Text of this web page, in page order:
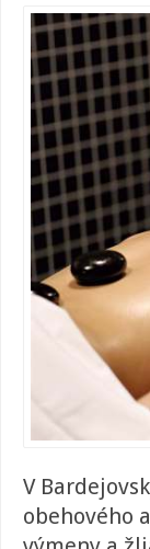
V
obehového